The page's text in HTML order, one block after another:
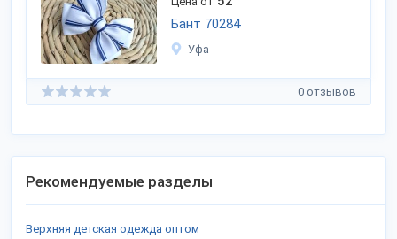
Бант 70284
Уфа
0 отзывов
Рекомендуемые разделы
Верхняя детская одежда оптом